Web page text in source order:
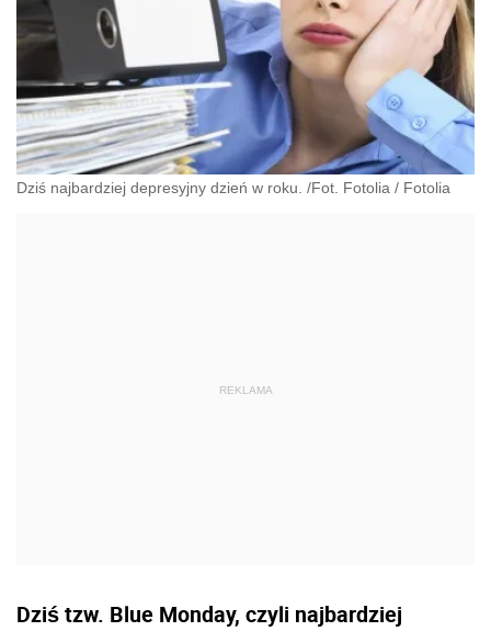
Dziś najbardziej depresyjny dzień w roku. /Fot. Fotolia / Fotolia
Dziś tzw. Blue Monday, czyli najbardziej